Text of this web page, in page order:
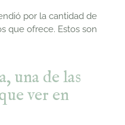
por la cantidad de
que ofrece. Estos son
una de las
ver en